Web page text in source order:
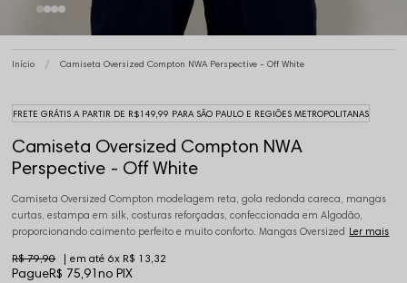
Início Camiseta Oversized Compton NWA Perspective - Off White
FRETE GRÁTIS A PARTIR DE R$149,99 PARA SÃO PAULO E REGIÕES METROPOLITANAS
Camiseta Oversized Compton NWA
Perspective - Off White
Camiseta Oversized Compton modelagem reta, gola redonda careca, mangas
curtas, estampa em silk, costuras reforçadas, confeccionada em Algodão,
proporcionando caimento perfeito e muito conforto. Mangas Oversized Ler mais
PagueR$ 75,91no PIX
R$ 79,90 6x R$ 13,32